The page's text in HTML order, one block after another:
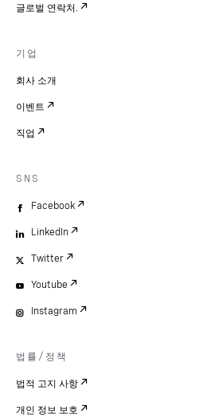
글로벌 연락처.
기업
회사 소개
이벤트
직업
SNS
Facebook
LinkedIn
Twitter
Youtube
Instagram
법률/정책
법적 고지 사항
개인 정보 보호